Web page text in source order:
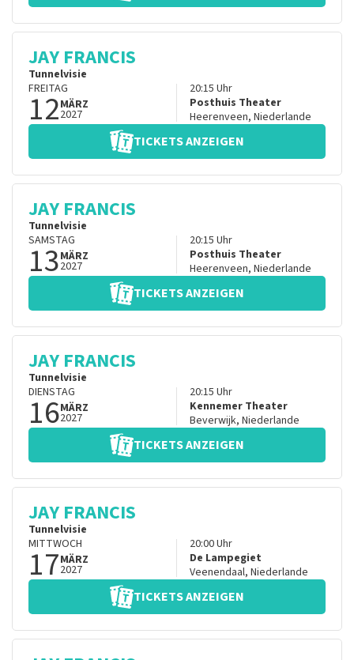
JAY FRANCIS
Tunnelvisie
FREITAG
12MÄRZ
2027
20:15 Uhr
Posthuis Theater
Heerenveen, Niederlande
TICKETS ANZEIGEN
JAY FRANCIS
Tunnelvisie
SAMSTAG
13MÄRZ
2027
20:15 Uhr
Posthuis Theater
Heerenveen, Niederlande
TICKETS ANZEIGEN
JAY FRANCIS
Tunnelvisie
DIENSTAG
16MÄRZ
2027
20:15 Uhr
Kennemer Theater
Beverwijk, Niederlande
TICKETS ANZEIGEN
JAY FRANCIS
Tunnelvisie
MITTWOCH
17MÄRZ
2027
20:00Uhr
De Lampegiet
Veenendaal, Niederlande
TICKETS ANZEIGEN